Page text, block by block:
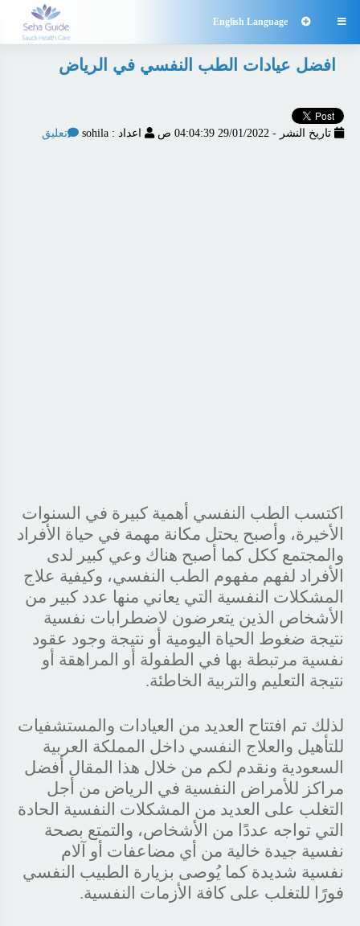

English Language
افضل عيادات الطب النفسي في الرياض
تاريخ النشر - 29/01/2022 04:04:39 ص اعداد : sohila تعليق
اكتسب الطب النفسي أهمية كبيرة في السنوات
الأخيرة، وأصبح يحتل مكانة مهمة في حياة الأفراد
والمجتمع ككل كما أصبح هناك وعي كبير لدى
الأفراد لفهم مفهوم الطب النفسي، وكيفية علاج
المشكلات النفسية التي يعاني منها عدد كبير من
الأشخاص الذين يتعرضون لاضطرابات نفسية
نتيجة ضغوط الحياة اليومية أو نتيجة وجود عقود
نفسية مرتبطة بها في الطفولة أو المراهقة أو
نتيجة التعليم والتربية الخاطئة.
لذلك تم افتتاح العديد من العيادات والمستشفيات
للتأهيل والعلاج النفسي داخل المملكة العربية
السعودية ونقدم لكم من خلال هذا المقال أفضل
مراكز للأمراض النفسية في الرياض من أجل
التغلب على العديد من المشكلات النفسية الحادة
التي تواجه عددًا من الأشخاص، والتمتع بصحة
نفسية جيدة خالية من أي مضاعفات أو آلام
نفسية شديدة كما يُوصى بزيارة الطبيب النفسي
فورًا للتغلب على كافة الأزمات النفسية.